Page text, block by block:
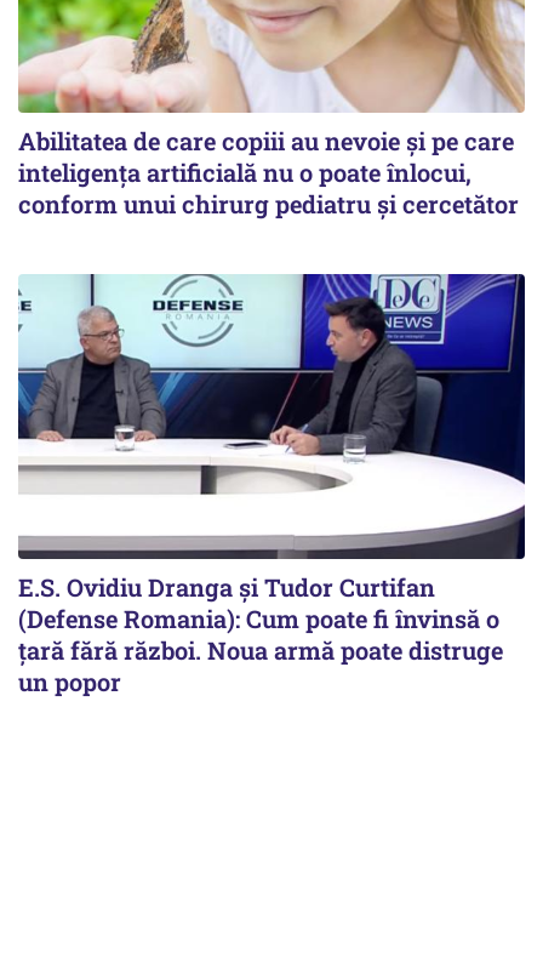
Abilitatea de care copiii au nevoie și pe care
inteligența artificială nu o poate înlocui,
conform unui chirurg pediatru și cercetător
E.S. Ovidiu Dranga și Tudor Curtifan
(Defense Romania): Cum poate fi învinsă o
țară fără război. Noua armă poate distruge
un popor